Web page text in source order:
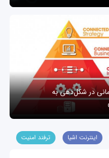
در شکل‌دهی به
اینترنت اشیا ترفند امنیت